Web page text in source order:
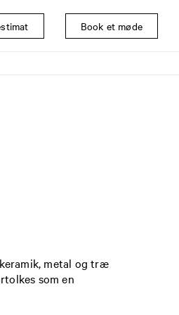
Book et møde
metal og træ
som en